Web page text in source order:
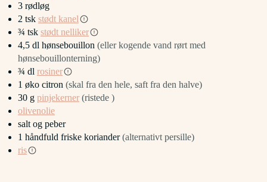
3 rødløg
2 tsk stødt kanel
¾ tsk stødt nelliker
4,5 dl hønsebouillon (eller kogende vand rørt med
hønsebouillonterning)
¾ dl rosiner
1 øko citron (skal fra den hele, saft fra den halve)
30 g pinjekerner (ristede )
olivenolie
salt og peber
1 håndfuld friske koriander (alternativt persille)
ris